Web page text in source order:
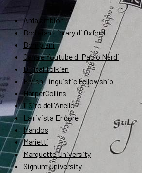
Ardalambion
Bodleian Library di Oxford
Bompiani
Canale Youtube di Paolo Nardi
Digital Tolkien
Elvish Linguistic Fellowship
HarperCollins
Il Sito dell'Anello
La rivista Endóre
Mandos
Marietti
Marquette University
Signum University